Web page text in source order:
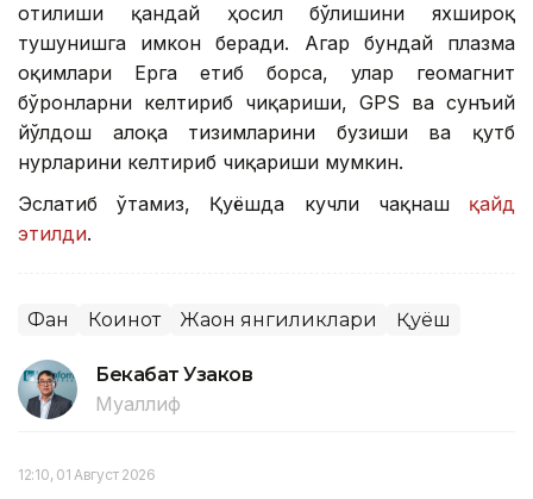
отилиши қандай ҳосил бўлишини яхшироқ
тушунишга имкон беради. Агар бундай плазма
оқимлари Ерга етиб борса, улар геомагнит
бўронларни келтириб чиқариши, GPS ва сунъий
йўлдош алоқа тизимларини бузиши ва қутб
нурларини келтириб чиқариши мумкин.
Эслатиб ўтамиз, Қуёшда кучли чақнаш қайд
этилди.
Фан Коинот Жаҳон янгиликлари Қуёш
Бекабат Узаков
Муаллиф
12:10, 01 Август 2026